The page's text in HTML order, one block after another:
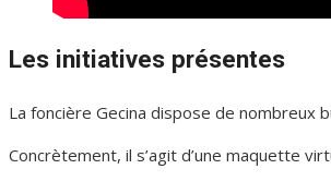
Les initiatives présentes
La foncière Gecina dispose de nombreux
Concrètement, il s’agit d’une maquette